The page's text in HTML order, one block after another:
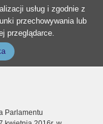
usług i zgodnie z
przechowywania lub
przeglądarce.
Parlamentu